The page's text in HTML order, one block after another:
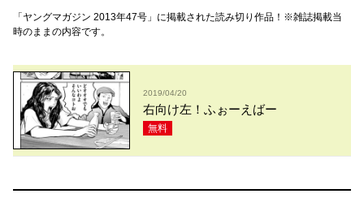
「ヤングマガジン 2013年47号」に掲載された読み切り作品！※雑誌掲載当
時のままの内容です。
2019/04/20
右向け左！ふぉーえばー
無料